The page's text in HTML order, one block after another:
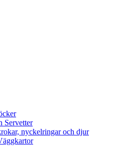
Servetter
nyckelringar och djur